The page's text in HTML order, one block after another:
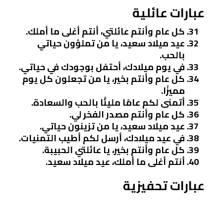
عبارات عائلية
كل عام وأنتم عائلتي، أنتم أغلى ما أملك.
عيد ميلاد سعيد، يا من تملؤون حياتي
بالحب.
في يوم ميلادك، أحتفل بوجودك في حياتي.
كل عام وأنتم بخير، يا من تجعلون كل يوم
مميزًا.
أتمنى لكم عامًا مليئًا بالحب والسعادة.
كل عام وأنتم مصدر الفخر لي.
عيد ميلاد سعيد، يا من تزينون حياتي.
في عيد ميلادك، أرسل لكم أطيب التمنيات.
كل عام وأنتم بخير، يا عائلتي الحبيبة.
أنتم أغلى ما أملك، عيد ميلاد سعيد.
عبارات تحفيزية